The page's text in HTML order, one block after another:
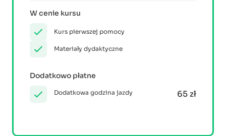
W cenie kursu
Kurs pierwszej pomocy
Materiały dydaktyczne
Dodatkowo płatne
Dodatkowa godzina jazdy 65 zł